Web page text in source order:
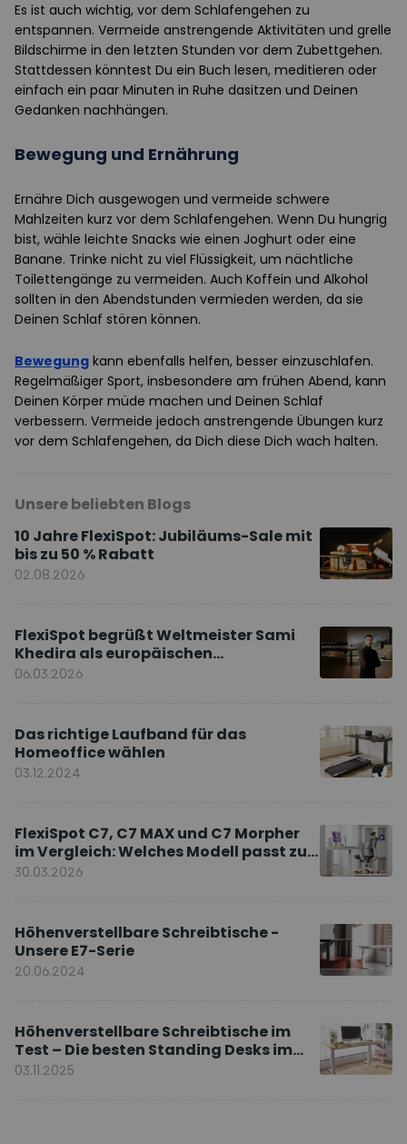
Es ist auch wichtig, vor dem Schlafengehen zu
entspannen. Vermeide anstrengende Aktivitäten und grelle
Bildschirme in den letzten Stunden vor dem Zubettgehen.
Stattdessen könntest Du ein Buch lesen, meditieren oder
einfach ein paar Minuten in Ruhe dasitzen und Deinen
Gedanken nachhängen.
Bewegung und Ernährung
Ernähre Dich ausgewogen und vermeide schwere
Mahlzeiten kurz vor dem Schlafengehen. Wenn Du hungrig
bist, wähle leichte Snacks wie einen Joghurt oder eine
Banane. Trinke nicht zu viel Flüssigkeit, um nächtliche
Toilettengänge zu vermeiden. Auch Koffein und Alkohol
sollten in den Abendstunden vermieden werden, da sie
Deinen Schlaf stören können.
Bewegung kann ebenfalls helfen, besser einzuschlafen.
Regelmäßiger Sport, insbesondere am frühen Abend, kann
Deinen Körper müde machen und Deinen Schlaf
verbessern. Vermeide jedoch anstrengende Übungen kurz
vor dem Schlafengehen, da Dich diese Dich wach halten.
Unsere beliebten Blogs
10 Jahre FlexiSpot: Jubiläums-Sale mit
bis zu 50 % Rabatt
02.08.2026
FlexiSpot begrüßt Weltmeister Sami
Khedira als europäischen
Markenbotschafter
06.03.2026
Das richtige Laufband für das
Homeoffice wählen
03.12.2024
FlexiSpot C7, C7 MAX und C7 Morpher
im Vergleich: Welches Modell passt zu
Ihnen?
30.03.2026
Höhenverstellbare Schreibtische -
Unsere E7-Serie
20.06.2024
Höhenverstellbare Schreibtische im
Test – Die besten Standing Desks im
Vergleich
03.11.2025